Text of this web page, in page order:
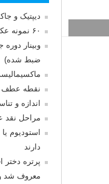
دیپتیک و
۶۰ نمونه عکس سبک ماکسیمالیسم
وبینار
ضبط شده)
نقطه عطف
اندازه و
مراحل
استودیوم
دارند
پرتره دختر
معروف شد